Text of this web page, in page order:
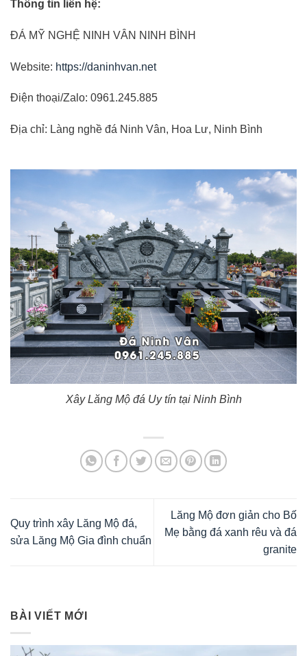
Thông tin liên hệ:
ĐÁ MỸ NGHỆ NINH VÂN NINH BÌNH
Website: https://daninhvan.net
Điện thoại/Zalo: 0961.245.885
Địa chỉ: Làng nghề đá Ninh Vân, Hoa Lư, Ninh Bình
Xây Lăng Mộ đá Uy tín tại Ninh Bình
Quy trình xây Lăng Mộ đá,
sửa Lăng Mộ Gia đình chuẩn
Lăng Mộ đơn giản cho Bố
Mẹ bằng đá xanh rêu và đá
granite
BÀI VIẾT MỚI